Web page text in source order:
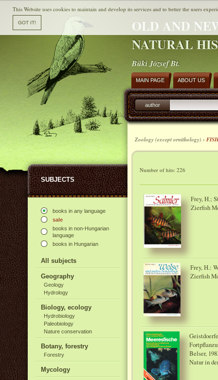
OLD AND
NATURAL
Büki József Bt.
SUBJECTS
books in any language
sale
books in non-Hungarian
language
books in Hungarian
All subjects
Geography
Geology
Hydrology
Biology, ecology
Hydrobiology
Paleobiology
Nature conservation
Botany, forestry
Forestry
Mycology
MAIN PAGE ABOUT US
author
Zoology (except ornithology) ›
Number of hits: 226
Frey, H.;
Zierfish
Frey, H.:
Zierfish
Belser,
Natur in
This Website uses cookies to maintain and develop its services and to better the users